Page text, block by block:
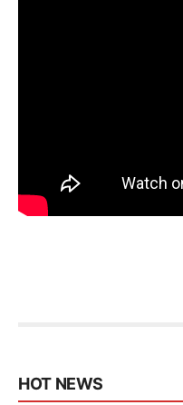
HOT NEWS